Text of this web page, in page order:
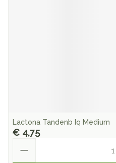
Lactona Tandenb Iq Medium
€ 4,75